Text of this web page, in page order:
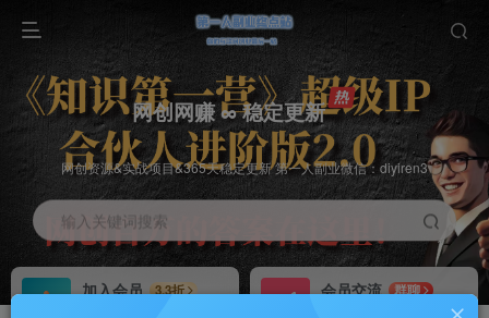
网创网赚 ∞ 稳定更新
网创资源&实战项目&365天稳定更新 第一人副业微信：diyiren3
输入关键词搜索
加入会员
3.3折
会员交流
群聊